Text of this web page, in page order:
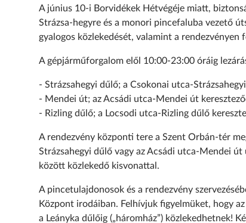
A június 10-i Borvidékek Hétvégéje miatt,
Strázsa-hegyre és a monori pincefaluba vezető
gyalogos közlekedését, valamint a
A gépjárműforgalom elől 10:00-23:00 óráig
- Strázsahegyi dűlő; a Csokonai utca-
- Mendei út; az Acsádi utca-Mendei út
- Rizling dűlő; a Locsodi utca-Rizling dűlő
A rendezvény központi tere a Szent Orbán-tér
Strázsahegyi dűlő vagy az Acsádi utca-Mendei
között közlekedő kisvonattal.
A pincetulajdonosok és a rendezvény
Központ irodáiban. Felhívjuk figyelmüket, hogy
a Leányka dűlőig („háromház”) közlekedhetnek!